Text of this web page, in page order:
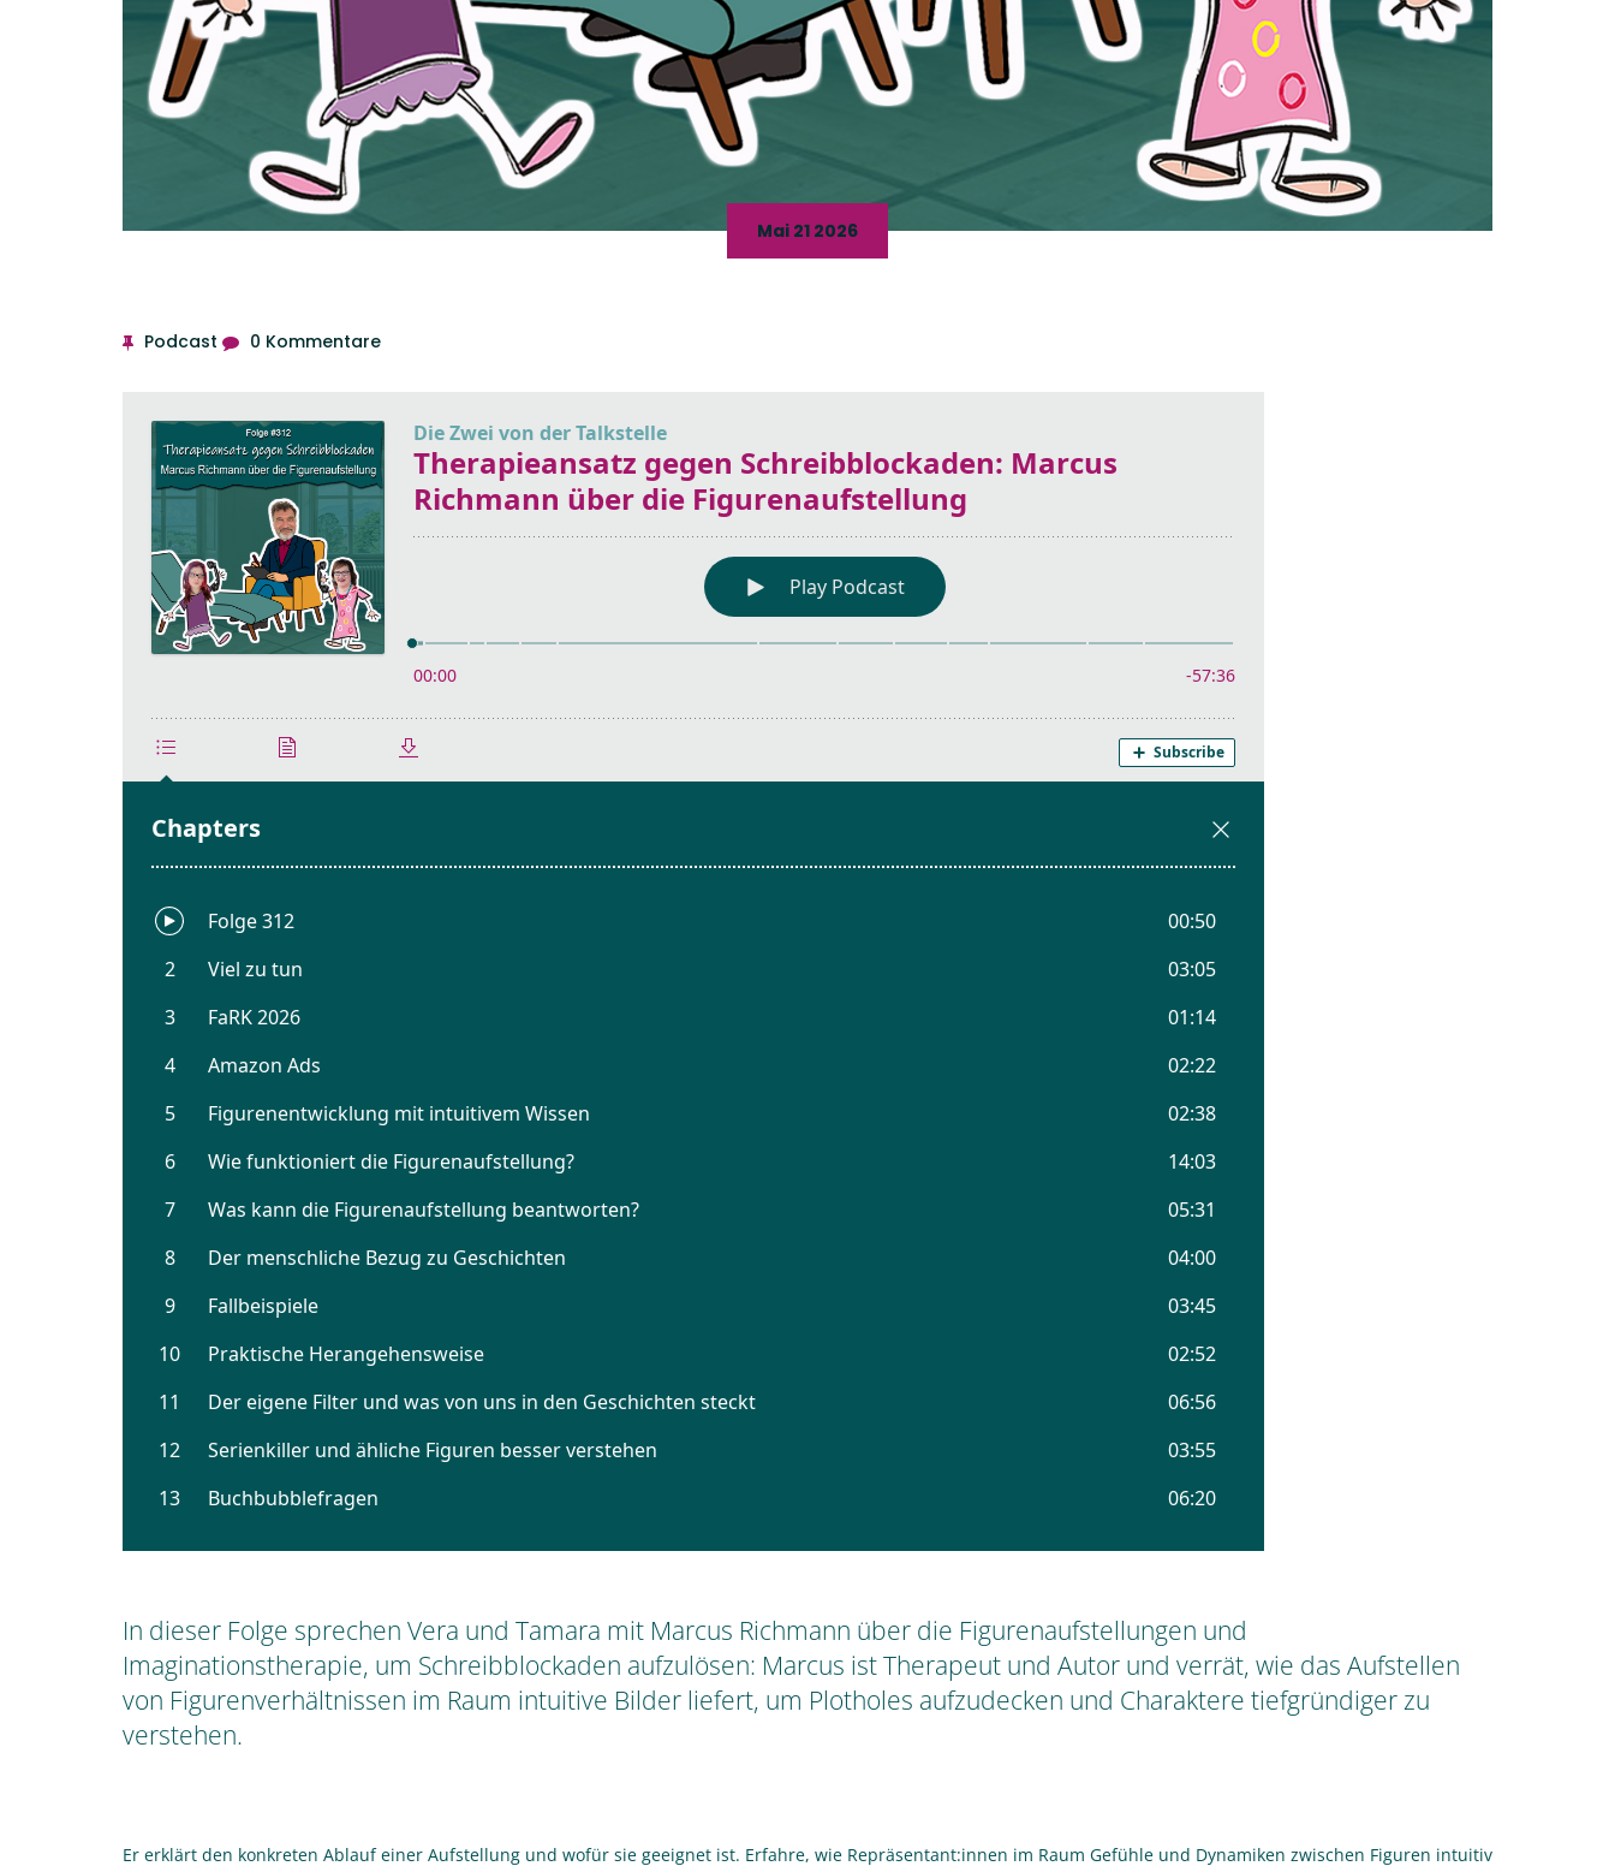
Mai 21 2026
Podcast 0 Kommentare
In dieser Folge sprechen Vera und Tamara mit Marcus Richmann über die Figurenaufstellungen und
Imaginationstherapie, um Schreibblockaden aufzulösen: Marcus ist Therapeut und Autor und verrät, wie das Aufstellen
von Figurenverhältnissen im Raum intuitive Bilder liefert, um Plotholes aufzudecken und Charaktere tiefgründiger zu
verstehen.
Er erklärt den konkreten Ablauf einer Aufstellung und wofür sie geeignet ist. Erfahre, wie Repräsentant:innen im Raum Gefühle und Dynamiken zwischen Figuren intuitiv